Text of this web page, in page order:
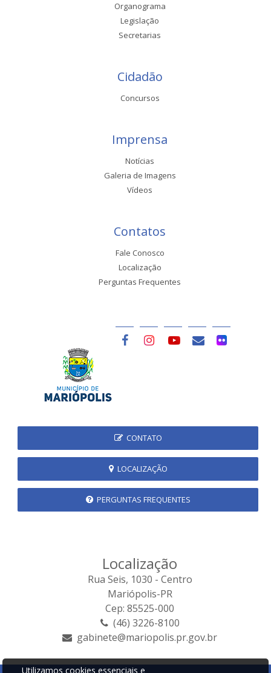
Organograma
Legislação
Secretarias
Cidadão
Concursos
Imprensa
Notícias
Galeria de Imagens
Vídeos
Contatos
Fale Conosco
Localização
Perguntas Frequentes
CONTATO
LOCALIZAÇÃO
PERGUNTAS FREQUENTES
Localização
Rua Seis, 1030 - Centro
Mariópolis-PR
Cep: 85525-000
(46) 3226-8100
gabinete@mariopolis.pr.gov.br
Utilizamos cookies essenciais e